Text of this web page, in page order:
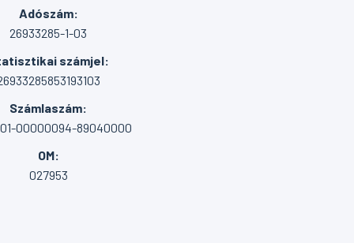
Adószám:
26933285-1-03
számjel:
Számlaszám:
00000094-89040000
OM:
027953